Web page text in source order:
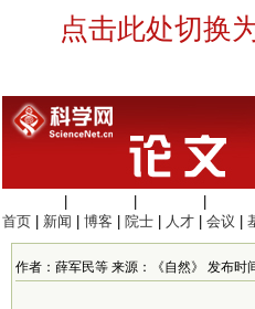
点击此处切换
首页
新闻 博客 院士 人才 会议
作者：薛军民等 来源：《自然》 发布时